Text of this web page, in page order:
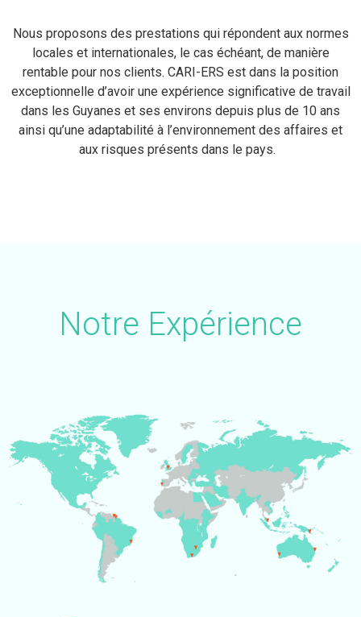
Nous proposons des prestations qui répondent aux normes
locales et internationales, le cas échéant, de manière
rentable pour nos clients. CARI-ERS est dans la position
exceptionnelle d’avoir une expérience significative de travail
dans les Guyanes et ses environs depuis plus de 10 ans
ainsi qu’une adaptabilité à l’environnement des affaires et
aux risques présents dans le pays.
Notre Expérience